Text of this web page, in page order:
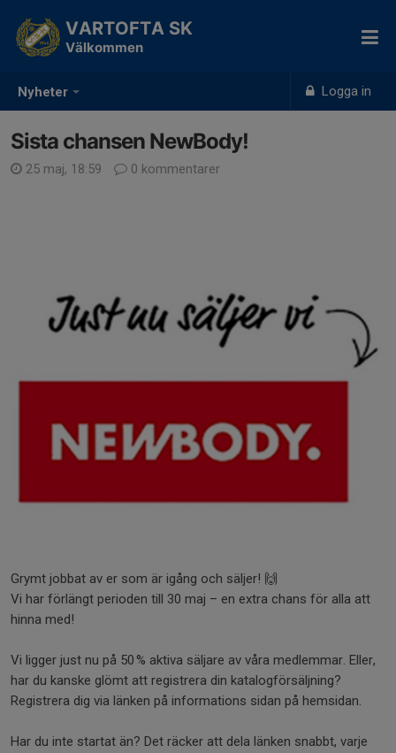
Nyheter Logga in
VARTOFTA SK
Välkommen
Sista chansen NewBody!
25 maj, 18:59 0 kommentarer
Grymt jobbat av er som är igång och säljer! 🙌
Vi har förlängt perioden till 30 maj – en extra chans för alla att
hinna med!
Vi ligger just nu på 50 % aktiva säljare av våra medlemmar. Eller,
har du kanske glömt att registrera din katalogförsäljning?
Registrera dig via länken på informations sidan på hemsidan.
Har du inte startat än? Det räcker att dela länken snabbt, varje